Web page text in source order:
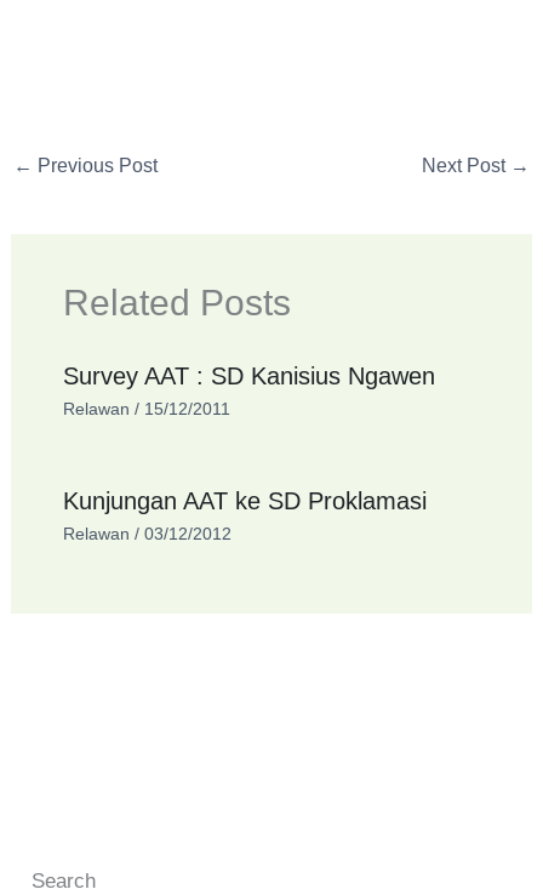
← Previous Post Next Post →
Related Posts
Survey AAT : SD Kanisius Ngawen
Relawan / 15/12/2011
Kunjungan AAT ke SD Proklamasi
Relawan / 03/12/2012
Search